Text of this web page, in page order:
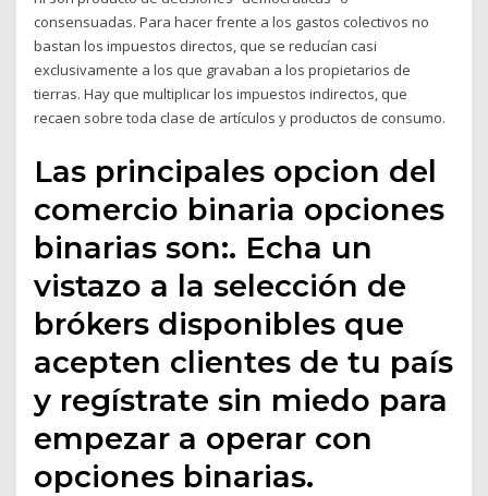
consensuadas. Para hacer frente a los gastos colectivos no
bastan los impuestos directos, que se reducían casi
exclusivamente a los que gravaban a los propietarios de
tierras. Hay que multiplicar los impuestos indirectos, que
recaen sobre toda clase de artículos y productos de consumo.
Las principales opcion del
comercio binaria opciones
binarias son:. Echa un
vistazo a la selección de
brókers disponibles que
acepten clientes de tu país
y regístrate sin miedo para
empezar a operar con
opciones binarias.